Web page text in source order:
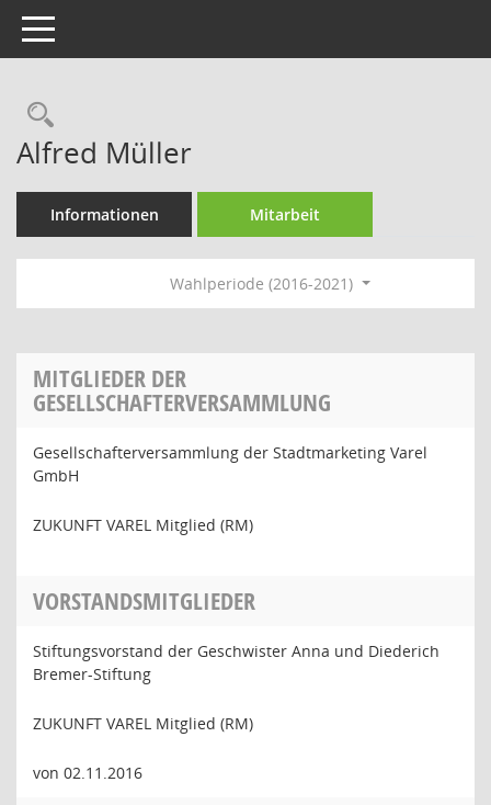
Toggle navigation
Rechercheauswahl
Alfred Müller
Informationen Mitarbeit
Wahlperiode (2016-2021)
MITGLIEDER DER
GESELLSCHAFTERVERSAMMLUNG
Gesellschafterversammlung der Stadtmarketing Varel
GmbH
ZUKUNFT VAREL Mitglied (RM)
VORSTANDSMITGLIEDER
Stiftungsvorstand der Geschwister Anna und Diederich
Bremer-Stiftung
ZUKUNFT VAREL Mitglied (RM)
von 02.11.2016